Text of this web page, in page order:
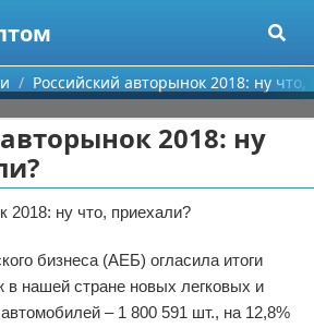
Российский авторынок 2018: ну что,
2018: ну
2018: ну что, приехали?
бизнеса (АЕБ) огласила итоги
в нашей стране новых легковых и
– 1 800 591 шт., на 12,8%